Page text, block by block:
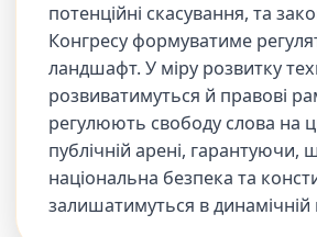
потенційні скасування, та
Конгресу формуватиме
ландшафт. У міру розвитку
розвиватимуться й правові
регулюють свободу слова на
публічній арені, гарантуючи,
національна безпека та
залишатимуться в динамічній